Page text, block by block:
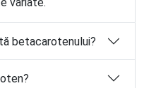
variate.
betacarotenului?